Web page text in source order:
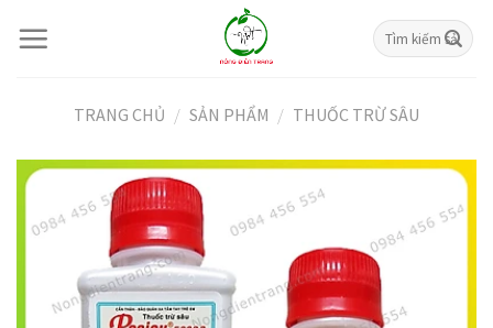
Tìm
kiếm:
TRANG CHỦ / SẢN PHẨM / THUỐC TRỪ SÂU